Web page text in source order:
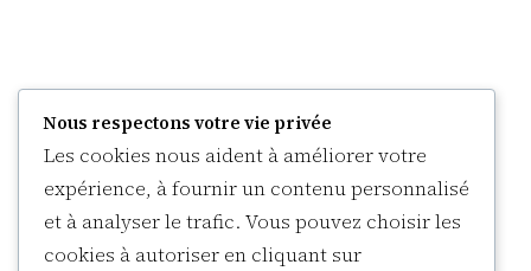
Expertises
Nous respectons votre vie privée
Les cookies nous aident à améliorer votre
expérience, à fournir un contenu personnalisé
et à analyser le trafic. Vous pouvez choisir les
cookies à autoriser en cliquant sur